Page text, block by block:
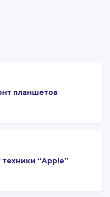
планшетов
“Apple”